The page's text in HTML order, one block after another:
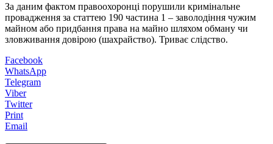
За даним фактом правоохоронці порушили кримінальне
провадження за статтею 190 частина 1 – заволодіння чужим
майном або придбання права на майно шляхом обману чи
зловживання довірою (шахрайство). Триває слідство.
Facebook
WhatsApp
Telegram
Viber
Twitter
Print
Email